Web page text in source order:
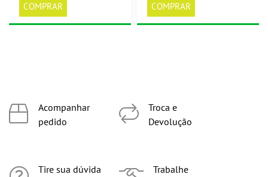
COMPRAR COMPRAR
Acompanhar
pedido
Tire sua dúvida
Troca e
Devolução
Trabalhe